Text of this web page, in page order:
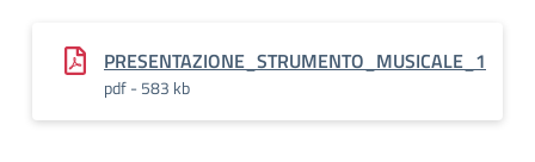
PRESENTAZIONE_STRUMENTO_MUSICALE_1
pdf - 583 kb